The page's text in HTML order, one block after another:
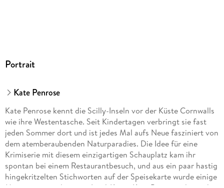
Portrait
Kate Penrose
Kate Penrose kennt die Scilly-Inseln vor der Küste Cornwalls
wie ihre Westentasche. Seit Kindertagen verbringt sie fast
jeden Sommer dort und ist jedes Mal aufs Neue fasziniert von
dem atemberaubenden Naturparadies. Die Idee für eine
Krimiserie mit diesem einzigartigen Schauplatz kam ihr
spontan bei einem Restaurantbesuch, und aus ein paar hastig
hingekritzelten Stichworten auf der Speisekarte wurde einige